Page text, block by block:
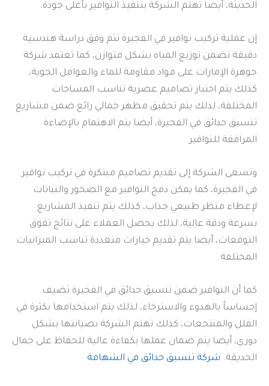
الحديثة، أيضا تهتم الشركة بتنفيذ النوافير بأعلى جودة.
إن عملية تركيب نوافير في الفجيرة تتم وفق دراسة هندسية
دقيقة تضمن توزيع المياه بشكل متوازن، كما تعتمد شركة
جوهرة الإمارات على مواد مقاومة للماء والعوامل الجوية،
كذلك يتم اختيار تصاميم عصرية تناسب المساحات
المختلفة، لذلك يتم تحقيق مظهر جمالي رائع ضمن مشاريع
تنسيق حدائق في الفجيرة، أيضا يتم الاهتمام بالإضاءة
المرافقة للنوافير.
وتسعى الشركة إلى تقديم تصاميم مبتكرة في تركيب نوافير
في الفجيرة، كما يمكن دمج النوافير مع الصخور والنباتات
لإعطاء منظر طبيعي جذاب، كذلك يتم تنفيذ المشاريع
بسرعة ودقة عالية، لذلك يحصل العملاء على نتائج تفوق
التوقعات، أيضا يتم تقديم خيارات متعددة تناسب الميزانيات
المختلفة.
كما أن النوافير ضمن تنسيق حدائق في الفجيرة تضيف
إحساساً بالهدوء والاسترخاء، لذلك يتم استخدامها بكثرة في
الفلل والمنتجعات، كذلك تهتم الشركة بصيانتها بشكل
دوري، أيضا يتم ضمان عملها بكفاءة عالية للحفاظ على جمال
الحديقة. شركة تنسيق حدائق في الشهامة